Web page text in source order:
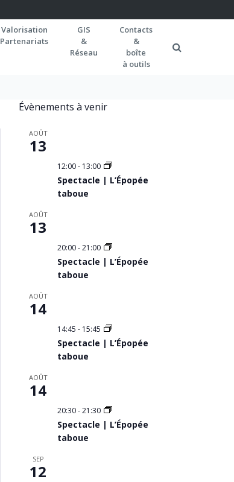
Valorisation
Partenariats
GIS
&
Réseau
Contacts
&
boîte
à outils
Évènements à venir
AOÛT
13
12:00- 13:00
Spectacle | L’Épopée
taboue
AOÛT
13
20:00-21:00
Spectacle | L’Épopée
taboue
AOÛT
14
14:45 - 15:45
Spectacle | L’Épopée
taboue
AOÛT
14
20:30-21:30
Spectacle | L’Épopée
taboue
SEP
12